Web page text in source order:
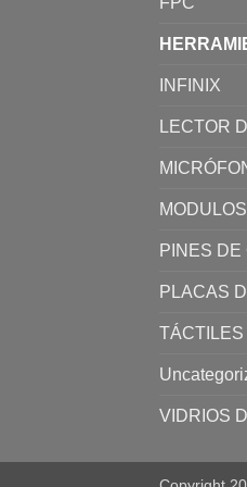
INFINIX
LECTOR
PINES DE
PLACAS
TÁCTILES
VIDRIOS